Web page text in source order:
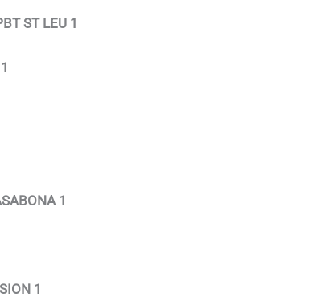
ST LEU 1
1
1